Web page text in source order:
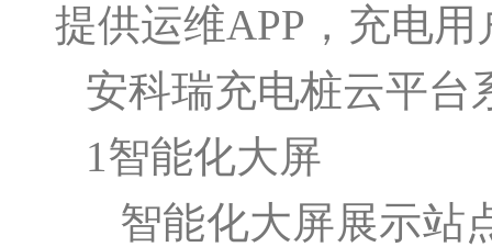
提供运维APP，充电
安科瑞充电桩云平台
1智能化大屏
智能化大屏展示站